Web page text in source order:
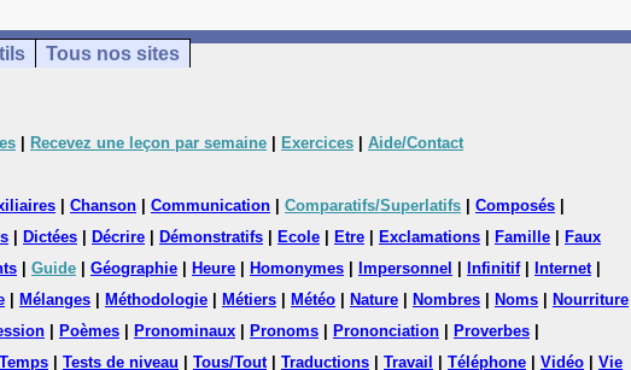
Tous nos sites
Recevez une leçon par semaine Exercices Aide/Contact
Chanson Communication Comparatifs/Superlatifs Composés
Dictées Décrire Démonstratifs Ecole Etre Exclamations Famille
Faux
Guide Géographie Heure Homonymes Impersonnel Infinitif| Internet|
Mélanges Méthodologie Métiers Météo Nature Nombres Noms
Nourriture
Poèmes Pronominaux Pronoms Prononciation Proverbes
Temps Tests de niveau Tous/Tout| Traductions Travail Téléphone Vidéo
Vie